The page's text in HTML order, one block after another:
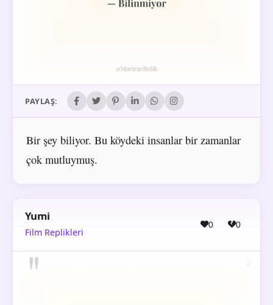
PAYLAŞ:
Bir şey biliyor. Bu köydeki insanlar bir zamanlar
çok mutluymuş.
Yumi
Film Replikleri
0 0